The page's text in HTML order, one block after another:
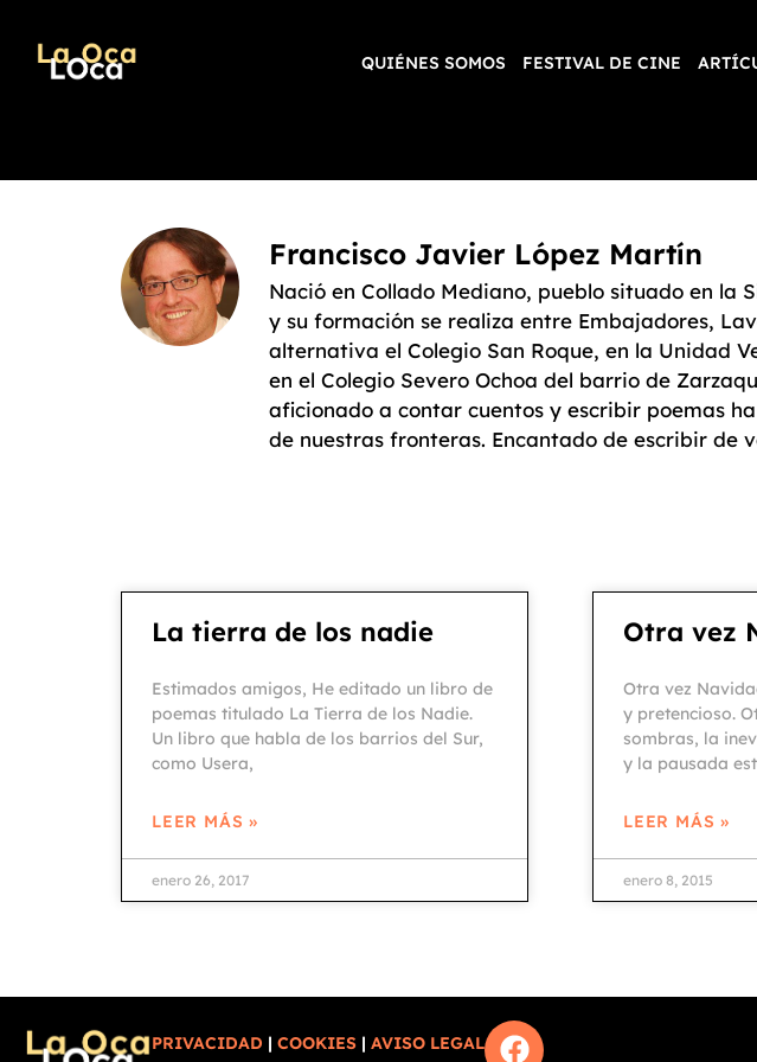
QUIÉNES SOMOS FESTIVAL DE CINE
Francisco Javier López Martín
Nació en Collado Mediano, pueblo situado en la
y su formación se realiza entre Embajadores,
alternativa el Colegio San Roque, en la Unidad
en el Colegio Severo Ochoa del barrio de
aficionado a contar cuentos y escribir poemas
de nuestras fronteras. Encantado de escribir de
La tierra de los nadie
Estimados amigos, He editado un libro de
poemas titulado La Tierra de los Nadie.
Un libro que habla de los barrios del Sur,
como Usera,
LEER MÁS »
enero 26, 2017
Otra vez
Otra vez
y pretencioso.
sombras, la
y la pausada
LEER MÁS »
enero 8, 2015
PRIVACIDAD |COOKIES |AVISO LEGAL